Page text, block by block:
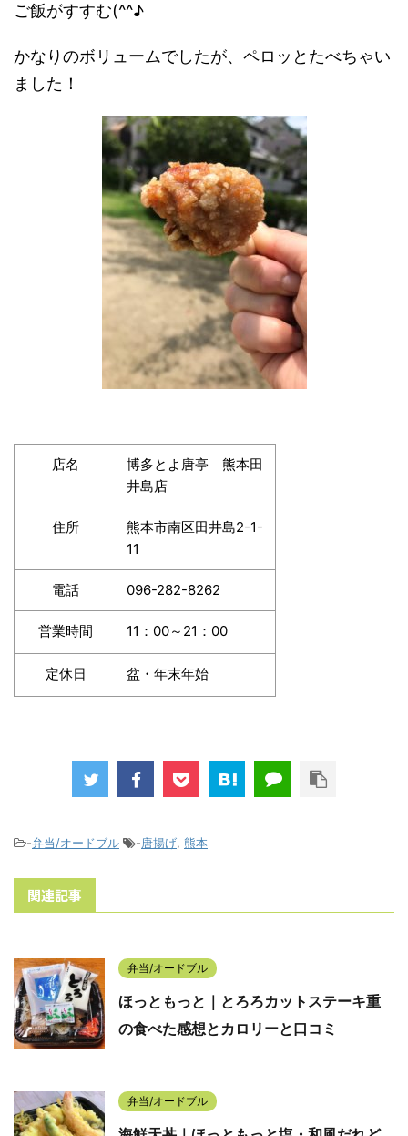
ご飯がすすむ(^^♪
かなりのボリュームでしたが、ペロッとたべちゃい
ました！
店名
博多とよ唐亭 熊本田
井島店
住所
熊本市南区田井島2-1-
11
電話 096-282-8262
営業時間 11：00～21：00
定休日 盆・年末年始
-弁当/オードブル -唐揚げ, 熊本
関連記事
弁当/オードブル
ほっともっと｜とろろカットステーキ重
の食べた感想とカロリーと口コミ
弁当/オードブル